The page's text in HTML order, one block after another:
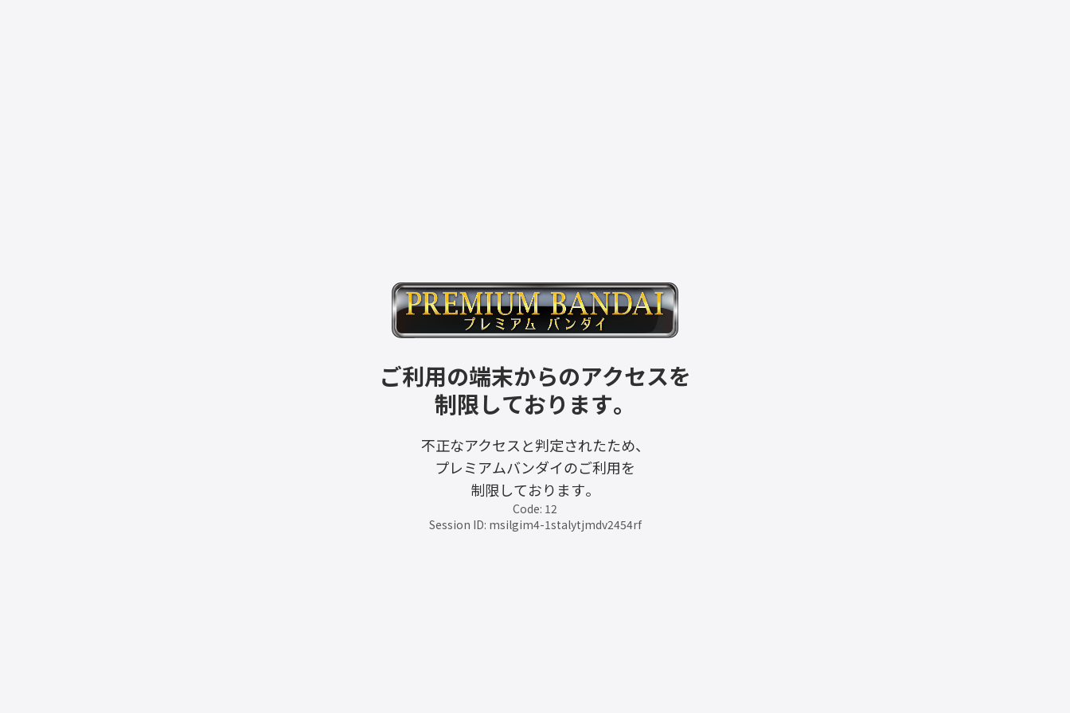
ご利用の端末からのアクセスを
制限しております。
不正なアクセスと判定されたため、
プレミアムバンダイのご利用を
制限しております。
Code: 12
Session ID: msilgim4-1stalytjmdv2454rf